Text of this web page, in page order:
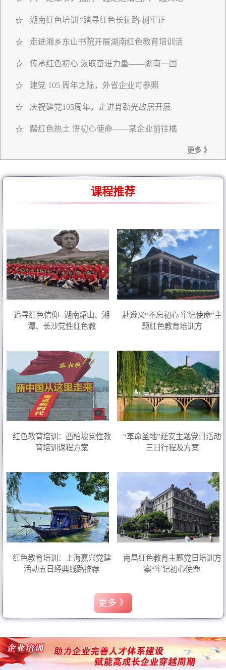
☆ 湖南红色培训|“踏寻红色长征路 树牢正
☆ 走进湘乡东山书院开展湖南红色教育培训活
☆ 传承红色初心 汲取奋进力量——湖南一国
☆ 建党 105 周年之际，外省企业可参照
☆ 庆祝建党105周年，走进肖劲光故居开展
☆ 踏红色热土 悟初心使命——某企业前往橘
更多 》
课程推荐
追寻红色信仰--湖南韶山、湘
潭、长沙党性红色教
赴遵义“不忘初心 牢记使命”主
题红色教育培训方
红色教育培训：西柏坡党性教
育培训课程方案
“革命圣地”延安主题党日活动
三日行程及方案
红色教育培训：上海嘉兴党建
活动五日经典线路推荐
南昌红色教育主题党日培训方
案“牢记初心使命
更多 》